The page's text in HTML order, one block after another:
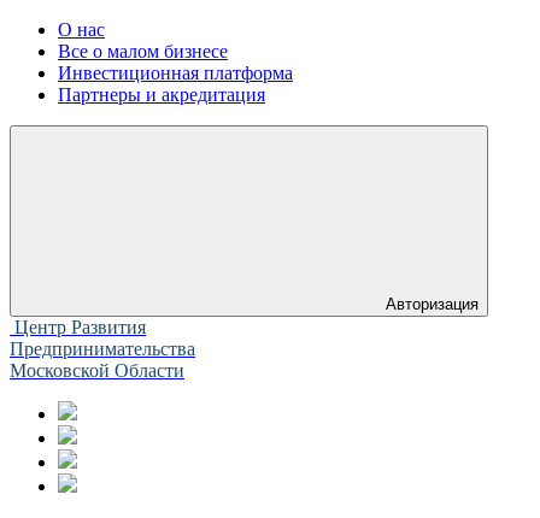
О нас
Все о малом бизнесе
Инвестиционная платформа
Партнеры и акредитация
Авторизация
Центр Развития
Предпринимательства
Московской Области